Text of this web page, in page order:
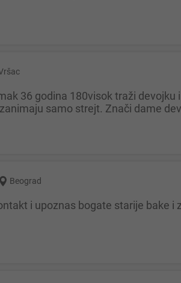
samo strejt. Znači dame
Beograd